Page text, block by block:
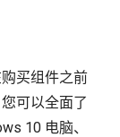
买组件之前
可以全面了
10 电脑、